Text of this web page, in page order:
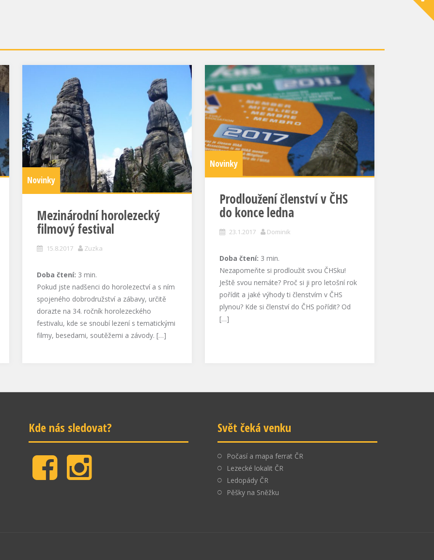
Novinky
Mezinárodní horolezecký
filmový festival
15.8.2017 Zuzka
Doba čtení: 3 min.
Pokud jste nadšenci do horolezectví a s ním
spojeného dobrodružství a zábavy, určitě
dorazte na 34. ročník horolezeckého
festivalu, kde se snoubí lezení s tematickými
filmy, besedami, soutěžemi a závody. […]
Novinky
Prodloužení členství v ČHS
do konce ledna
23.1.2017 Dominik
Doba čtení: 3 min.
Nezapomeňte si prodloužit svou ČHSku!
Ještě svou nemáte? Proč si ji pro letošní rok
pořídit a jaké výhody ti členstvím v ČHS
plynou? Kde si členství do ČHS pořídit? Od
[…]
Kde nás sledovat?
Facebook Instagram
Svět čeká venku
Počasí a mapa ferrat ČR
Lezecké lokalit ČR
Ledopády ČR
Pěšky na Sněžku